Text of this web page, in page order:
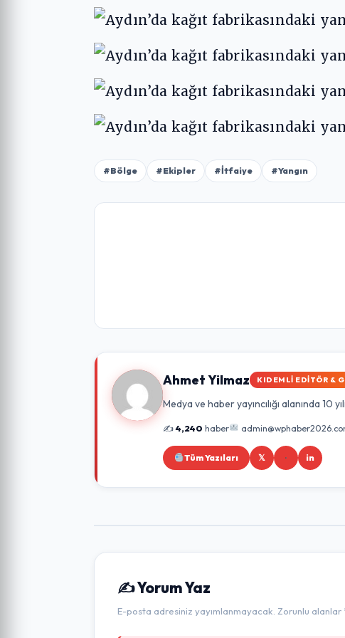
#Bölge #Ekipler #İtfaiye #Yangın
Ahmet Yilmaz KIDEMLI EDITÖR &
Medya ve haber yayıncılığı alanında
✍️4,240 haber
Tüm Yazıları 𝕏 in
✍️ Yorum Yaz
E-posta adresiniz yayımlanmayacak. Zorunlu alanlar